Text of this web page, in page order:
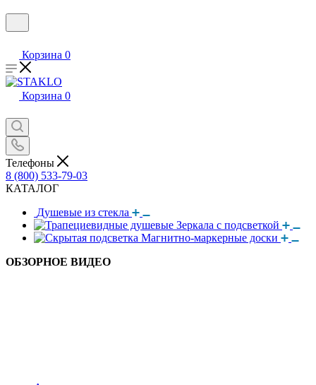
Корзина 0
Корзина 0
Телефоны
8 (800) 533-79-03
КАТАЛОГ
Душевые из стекла
Зеркала с подсветкой
Магнитно-маркерные доски
ОБЗОРНОЕ ВИДЕО